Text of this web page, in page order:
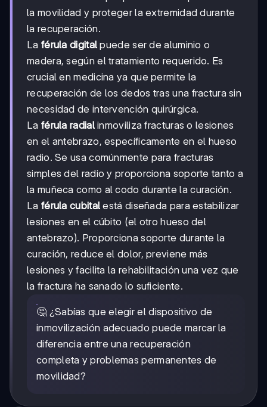
la movilidad y proteger la extremidad durante
la recuperación.
La férula digital puede ser de aluminio o
madera, según el tratamiento requerido. Es
crucial en medicina ya que permite la
recuperación de los dedos tras una fractura sin
necesidad de intervención quirúrgica.
La férula radialinmoviliza fracturas o lesiones
en el antebrazo, específicamente en el hueso
radio. Se usa comúnmente para fracturas
simples del radio y proporciona soporte tanto a
la muñeca como al codo durante la curación.
La férula cubital está diseñada para estabilizar
lesiones en el cúbito (el otro hueso del
antebrazo). Proporciona soporte durante la
curación, reduce el dolor, previene más
lesiones y facilita la rehabilitación una vez que
la fractura ha sanado lo suficiente.
🤔 ¿Sabías que elegir el dispositivo de
inmovilización adecuado puede marcar la
diferencia entre una recuperación
completa y problemas permanentes de
movilidad?